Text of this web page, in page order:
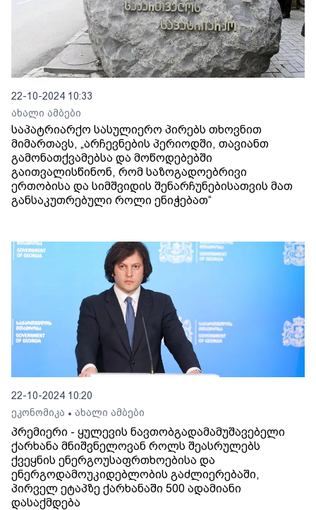
22-10-2024 10:33
ახალი ამბები
საპატრიარქო სასულიერო პირებს თხოვნით
მიმართავს, „არჩევნების პერიოდში, თავიანთ
გამონათქვამებსა და მოწოდებებში
გაითვალისწინონ, რომ საზოგადოებრივი
ერთობისა და სიმშვიდის შენარჩუნებისათვის მათ
განსაკუთრებული როლი ენიჭებათ“
22-10-2024 10:20
ეკონომიკა • ახალი ამბები
პრემიერი - ყულევის ნავთობგადამამუშავებელი
ქარხანა მნიშვნელოვან როლს შეასრულებს
ქვეყნის ენერგოუსაფრთხოებისა და
ენერგოდამოუკიდებლობის გაძლიერებაში,
პირველ ეტაპზე ქარხანაში 500 ადამიანი
დასაქმდება